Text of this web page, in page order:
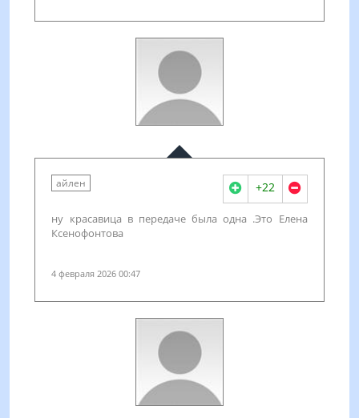
айлен +22
ну красавица в передаче была одна .Это Елена
Ксенофонтова
4 февраля 2026 00:47